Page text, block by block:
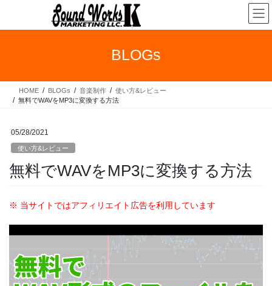
テ
ス
ゲ
ン
BLOGs
HOME BLOGs 音楽制作
使い方&レビュー
無料でWAVをMP3に変換する方法
05/28/2021
使い方&レビュー
無料でWAVをMP3に変換する方法
※ 当サイトではアフィリエイト広告を利用しています